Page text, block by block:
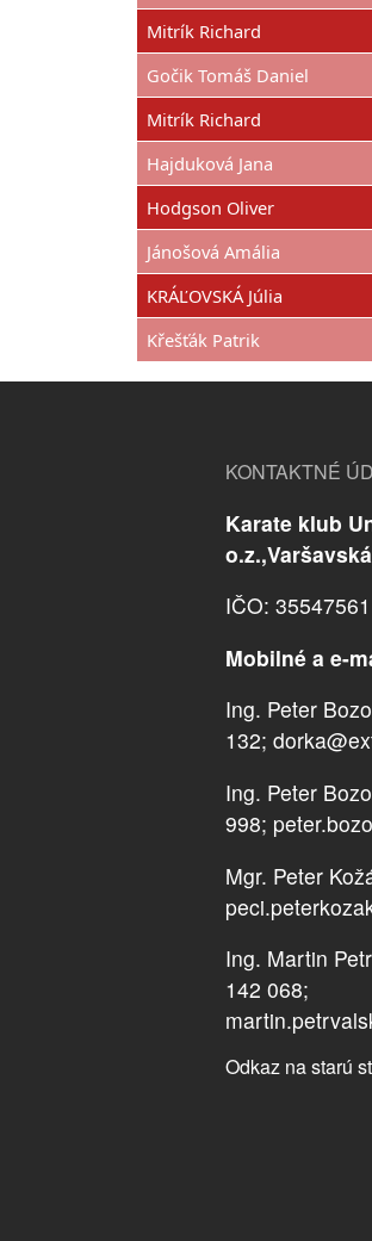
Mitrík Richard
Gočik Tomáš Daniel
Mitrík Richard
Hajduková Jana
Hodgson Oliver
Jánošová Amália
KRÁĽOVSKÁ Júlia
Křešťák Patrik
KONTAKTNÉ
Karate klub
IČO:
Mobilné a e-
Ing. Peter
132;
Ing. Peter
998;
Mgr. Peter
Ing. Martin
142 068;
Odkaz na starú